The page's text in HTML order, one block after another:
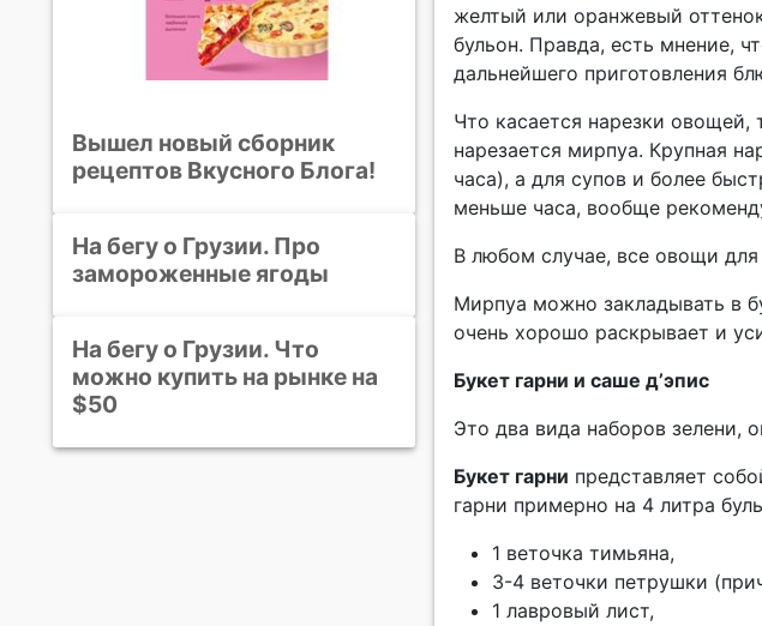
Вышел новый сборник
рецептов Вкусного Блога!
На бегу о Грузии. Про
замороженные ягоды
На бегу о Грузии. Что
можно купить на рынке на
$50
желтый или оранжевый
бульон. Правда, есть мнение,
дальнейшего приготовления
Что касается нарезки
нарезается мирпуа. Крупная
часа), а для супов и более
меньше часа, вообще
В любом случае, все овощи
Мирпуа можно закладывать в
очень хорошо раскрывает и
Букет гарни и саше д’эпис
Это два вида наборов зелени,
Букет гарни представляет
гарни примерно на 4 литра
1 веточка тимьяна,
3-4 веточки петрушки
1 лавровый лист,